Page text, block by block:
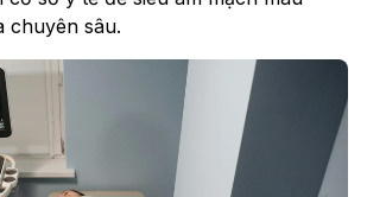
chuyên sâu.